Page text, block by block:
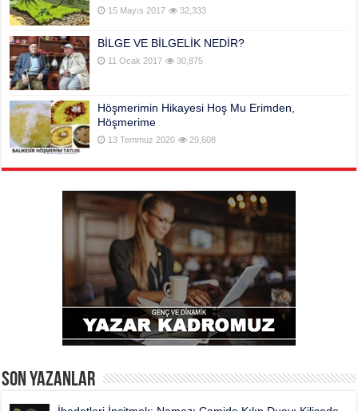
15 Mayıs 2017 32,333
BİLGE VE BİLGELİK NEDİR?
11 Ocak 2017 30,875
Höşmerimin Hikayesi Hoş Mu Erimden,
Höşmerime
13 Temmuz 2020 29,608
Son Yazanlar